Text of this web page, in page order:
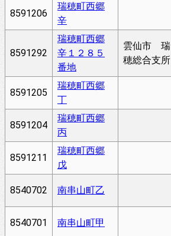
8591206
瑞穂町西郷
辛
8591292
瑞穂町西郷
辛１２８５
番地
雲仙市 瑞
穂総合支所
8591205
瑞穂町西郷
丁
8591204
瑞穂町西郷
丙
8591211
瑞穂町西郷
戊
8540702 南串山町乙
8540701 南串山町甲